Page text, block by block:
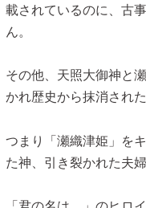
載されているのに、古
ん。
その他、天照大御神と
かれ歴史から抹消され
つまり「瀬織津姫」を
た神、引き裂かれた夫